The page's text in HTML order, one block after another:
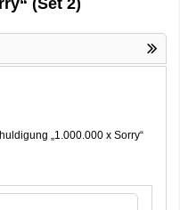
(Set 2)
„1.000.000 x Sorry“